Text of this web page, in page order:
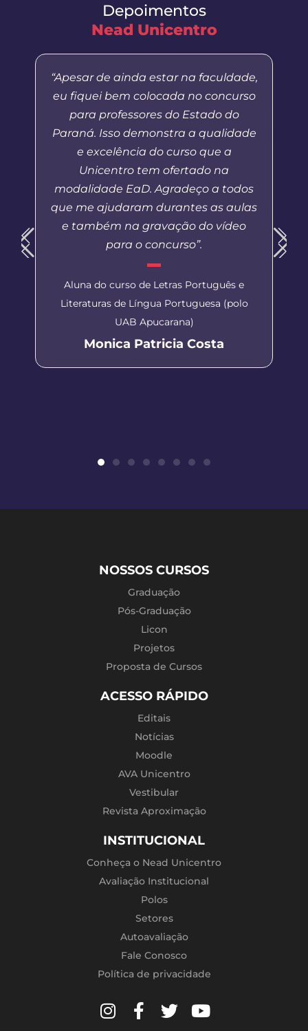
Depoimentos
Nead Unicentro
“Apesar de ainda estar na faculdade,
eu fiquei bem colocada no concurso
para professores do Estado do
Paraná. Isso demonstra a qualidade
e excelência do curso que a
Unicentro tem ofertado na
modalidade EaD. Agradeço a todos
que me ajudaram durantes as aulas
e também na gravação do vídeo
para o concurso”.
Aluna do curso de Letras Português e
Literaturas de Língua Portuguesa (polo
UAB Apucarana)
Monica Patricia Costa
NOSSOS CURSOS
Graduação
Pós-Graduação
Licon
Projetos
Proposta de Cursos
ACESSO RÁPIDO
Editais
Notícias
Moodle
AVA Unicentro
Vestibular
Revista Aproximação
INSTITUCIONAL
Conheça o Nead Unicentro
Avaliação Institucional
Polos
Setores
Autoavaliação
Fale Conosco
Política de privacidade